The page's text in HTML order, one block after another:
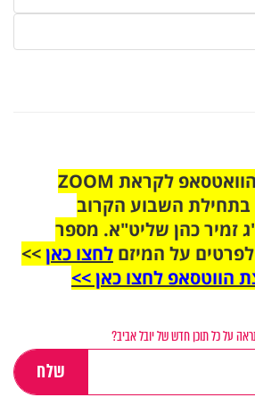
הצטרפו לקבוצת הוואטסאפ לקראת ZOOM
השבוע הקרוב
זמיר כהן שליט"א. מספר
על המיזם לחצו כאן>>
הווטסאפ לחצו כאן >>
על כל תוכן חדש של יובל אביב?